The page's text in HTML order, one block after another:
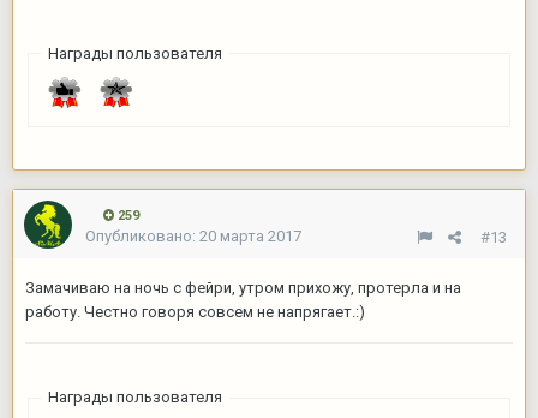
Награды пользователя
259
#13
Опубликовано: 20 марта 2017
Замачиваю на ночь с фейри, утром прихожу, протерла и на
работу. Честно говоря совсем не напрягает.:)
Награды пользователя